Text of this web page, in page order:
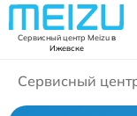
Сервисный центр Meizuв
Ижевске
Сервисный